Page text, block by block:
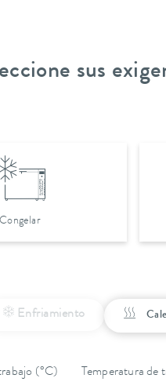
sus
Congelar
Enfriamiento
(°C)
Temperatura de